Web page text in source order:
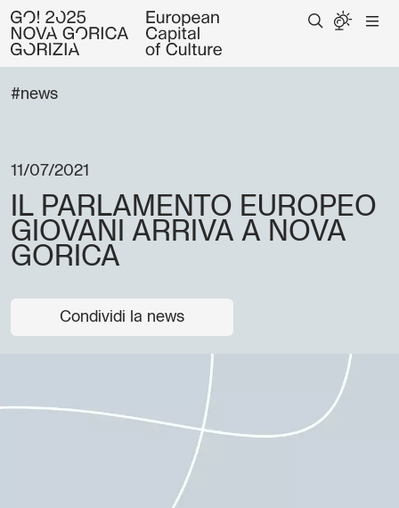
#news
11/07/2021
IL PARLAMENTO EUROPEO
GIOVANI ARRIVA A NOVA
GORICA
Condividi la news